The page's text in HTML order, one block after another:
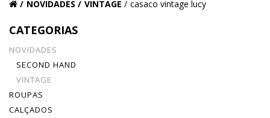
NOVIDADES VINTAGE casaco vintage lucy
CATEGORIAS
NOVIDADES
SECOND HAND
VINTAGE
ROUPAS
CALÇADOS